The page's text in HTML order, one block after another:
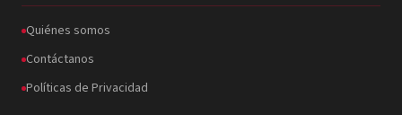
Quiénes somos
Contáctanos
Políticas de Privacidad